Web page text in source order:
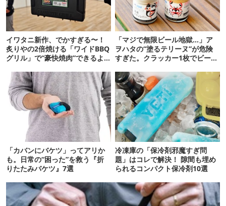
イワタニ新作、でかすぎる〜！
炙りやの2倍焼ける「ワイドBBQ
グリル」で“豪快焼肉”できるよ
「マジで無限ビール地獄…」ア
ヲハタの“塗るテリーヌ”が危険
すぎた。クラッカー1枚でビール
「カバンにバケツ」ってアリか
も。日常の“困った”を救う『折
りたたみバケツ』7選
冷凍庫の「保冷剤邪魔すぎ問
題」はコレで解決！ 隙間も埋め
られるコンパクト保冷剤10選